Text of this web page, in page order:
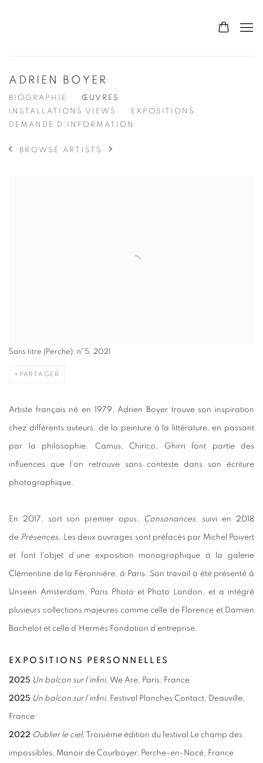
ADRIEN BOYER
BIOGRAPHIE
ŒUVRES
INSTALLATIONS VIEWS
EXPOSITIONS
DEMANDE D'INFORMATION
BROWSE ARTISTS
Sans titre (Perche), n°5, 2021
PARTAGER
Artiste français né en 1979, Adrien Boyer trouve son inspiration
chez différents auteurs, de la peinture à la littérature, en passant
par la philosophie. Camus, Chirico, Ghirri font partie des
influences que l’on retrouve sans conteste dans son écriture
photographique.
En 2017, sort son premier opus, Consonances, suivi en 2018
de Présences. Les deux ouvrages sont préfacés par Michel Poivert
et font l’objet d’une exposition monographique à la galerie
Clémentine de la Féronnière, à Paris. Son travail a été présenté à
Unseen Amsterdam, Paris Photo et Photo London, et a intégré
plusieurs collections majeures comme celle de Florence et Damien
Bachelot et celle d’Hermès Fondation d’entreprise.
EXPOSITIONS PERSONNELLES
2025 Un balcon sur l’infini, We Are, Paris, France
2025 Un balcon sur l’infini, Festival Planches Contact, Deauville,
France
2022 Oublier le ciel, Troisième édition du festival Le champ des
impossibles, Manoir de Courboyer, Perche-en-Nocé, France